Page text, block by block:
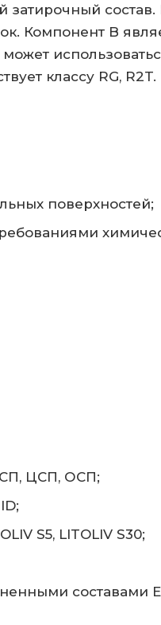
состав.
Компонент B
классу RG, R2T.
поверхностей;
ЦСП, ОСП;
S5, LITOLIV S30;
составами